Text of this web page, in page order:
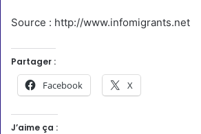
Source : http://www.infomigrants.net
Partager :
Facebook X
J’aime ça :